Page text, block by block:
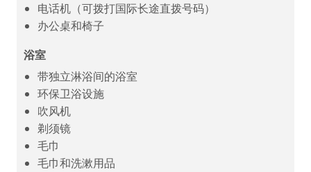
电话机（可拨打国际长途直拨号码）
办公桌和椅子
浴室
带独立淋浴间的浴室
环保卫浴设施
吹风机
剃须镜
毛巾
毛巾和洗漱用品